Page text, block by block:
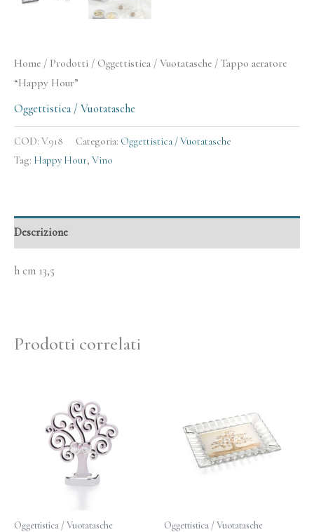
Home / Prodotti / Oggettistica / Vuotatasche / Tappo aeratore
“Happy Hour”
Oggettistica / Vuotatasche
COD: V.918 Categoria: Oggettistica / Vuotatasche
Tag: Happy Hour, Vino
Descrizione
h cm 13,5
Prodotti correlati
Oggettistica / Vuotatasche Oggettistica / Vuotatasche